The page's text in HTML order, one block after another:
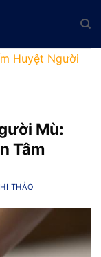
Huyệt Người
Mù:
Tâm
THẢO